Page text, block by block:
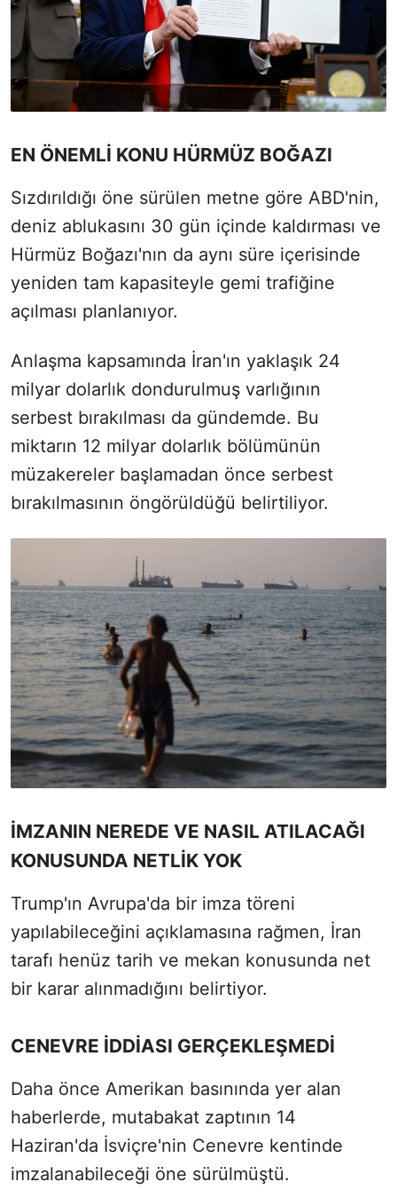
EN ÖNEMLİ KONU HÜRMÜZ BOĞAZI
Sızdırıldığı öne sürülen metne göre ABD'nin,
deniz ablukasını 30 gün içinde kaldırması ve
Hürmüz Boğazı'nın da aynı süre içerisinde
yeniden tam kapasiteyle gemi trafiğine
açılması planlanıyor.
Anlaşma kapsamında İran'ın yaklaşık 24
milyar dolarlık dondurulmuş varlığının
serbest bırakılması da gündemde. Bu
miktarın 12 milyar dolarlık bölümünün
müzakereler başlamadan önce serbest
bırakılmasının öngörüldüğü belirtiliyor.
İMZANIN NEREDE VE NASIL ATILACAĞI
KONUSUNDA NETLİK YOK
Trump'ın Avrupa'da bir imza töreni
yapılabileceğini açıklamasına rağmen, İran
tarafı henüz tarih ve mekan konusunda net
bir karar alınmadığını belirtiyor.
CENEVRE İDDİASI GERÇEKLEŞMEDİ
Daha önce Amerikan basınında yer alan
haberlerde, mutabakat zaptının 14
Haziran'da İsviçre'nin Cenevre kentinde
imzalanabileceği öne sürülmüştü.